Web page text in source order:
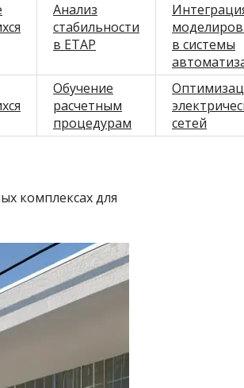
Анализ
стабильности
в ETAP
в системы
Обучение
расчетным
процедурам
сетей
комплексах для